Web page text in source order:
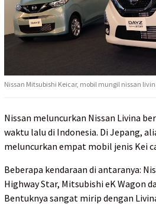
Nissan Mitsubishi Keicar, mobil mungil nissan
Nissan meluncurkan Nissan Livina
waktu lalu di Indonesia. Di Jepang,
meluncurkan empat mobil jenis Kei
Beberapa kendaraan di antaranya:
Highway Star, Mitsubishi eK Wagon
Bentuknya sangat mirip dengan